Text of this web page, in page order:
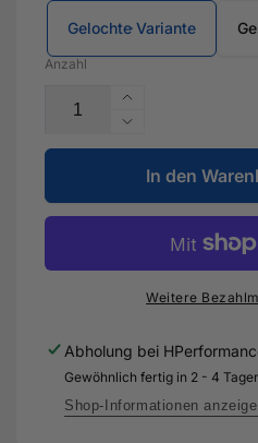
Gelochte Variante
Anzahl
Erhöhe
die
Menge
für
Bundle
Street
-
Upgrade
MOVIT
Brakes
Verringere
die
Menge
für
Bundle
Street
3
Kit
MOVIT
Brakes
In den
Weitere
Abholung bei
Gewöhnlich fertig in 2 - 4
Shop-Informationen